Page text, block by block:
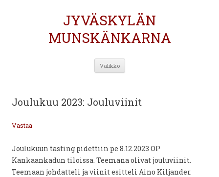
JYVÄSKYLÄN
MUNSKÄNKARNA
Valikko Siirry
Joulukuu 2023: Jouluviinit
Vastaa
Joulukuun tasting pidettiin pe 8.12.2023 OP
Kankaankadun tiloissa. Teemana olivat jouluviinit.
Teemaan johdatteli ja viinit esitteli Aino Kiljander.